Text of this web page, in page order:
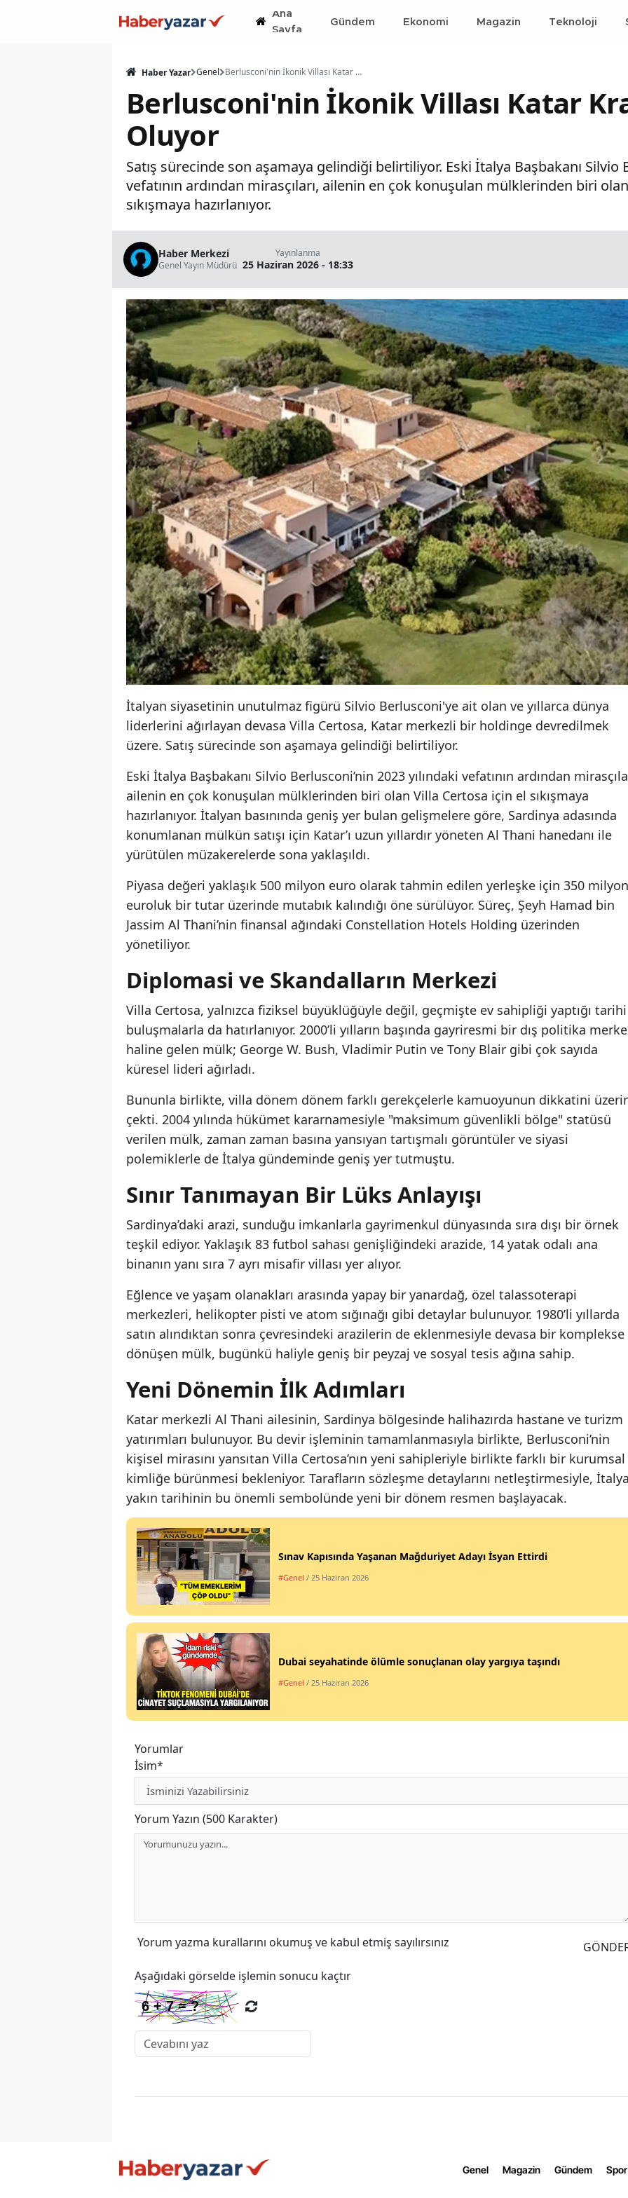
Ana
Sayfa
Gündem Ekonomi Magazin Teknoloji
Haber Yazar Genel Berlusconi'nin İkonik Villası Katar Krallık Ailesinin Oluyor
Berlusconi'nin İkonik Villası Katar
Oluyor
Satış sürecinde son aşamaya gelindiği belirtiliyor. Eski İtalya Başbakanı Silvio
vefatının ardından mirasçıları, ailenin en çok konuşulan mülklerinden biri
sıkışmaya hazırlanıyor.
Haber Merkezi
Genel Yayın Müdürü
Yayınlanma
25 Haziran 2026 - 18:33
İtalyan siyasetinin unutulmaz figürü Silvio Berlusconi'ye ait olan ve yıllarca dünya
liderlerini ağırlayan devasa Villa Certosa, Katar merkezli bir holdinge devredilmek
üzere. Satış sürecinde son aşamaya gelindiği belirtiliyor.
Eski İtalya Başbakanı Silvio Berlusconi’nin 2023 yılındaki vefatının ardından
ailenin en çok konuşulan mülklerinden biri olan Villa Certosa için el sıkışmaya
hazırlanıyor. İtalyan basınında geniş yer bulan gelişmelere göre, Sardinya adasında
konumlanan mülkün satışı için Katar’ı uzun yıllardır yöneten Al Thani hanedanı ile
yürütülen müzakerelerde sona yaklaşıldı.
Piyasa değeri yaklaşık 500 milyon euro olarak tahmin edilen yerleşke için 350 milyon
euroluk bir tutar üzerinde mutabık kalındığı öne sürülüyor. Süreç, Şeyh Hamad bin
Jassim Al Thani’nin finansal ağındaki Constellation Hotels Holding üzerinden
yönetiliyor.
Diplomasi ve Skandalların Merkezi
Villa Certosa, yalnızca fiziksel büyüklüğüyle değil, geçmişte ev sahipliği yaptığı tarihi
buluşmalarla da hatırlanıyor. 2000’li yılların başında gayriresmi bir dış politika
haline gelen mülk; George W. Bush, Vladimir Putin ve Tony Blair gibi çok sayıda
küresel lideri ağırladı.
Bununla birlikte, villa dönem dönem farklı gerekçelerle kamuoyunun dikkatini
çekti. 2004 yılında hükümet kararnamesiyle "maksimum güvenlikli bölge" statüsü
verilen mülk, zaman zaman basına yansıyan tartışmalı görüntüler ve siyasi
polemiklerle de İtalya gündeminde geniş yer tutmuştu.
Sınır Tanımayan Bir Lüks Anlayışı
Sardinya’daki arazi, sunduğu imkanlarla gayrimenkul dünyasında sıra dışı bir örnek
teşkil ediyor. Yaklaşık 83 futbol sahası genişliğindeki arazide, 14 yatak odalı ana
binanın yanı sıra 7 ayrı misafir villası yer alıyor.
Eğlence ve yaşam olanakları arasında yapay bir yanardağ, özel talassoterapi
merkezleri, helikopter pisti ve atom sığınağı gibi detaylar bulunuyor. 1980’li yıllarda
satın alındıktan sonra çevresindeki arazilerin de eklenmesiyle devasa bir komplekse
dönüşen mülk, bugünkü haliyle geniş bir peyzaj ve sosyal tesis ağına sahip.
Yeni Dönemin İlk Adımları
Katar merkezli Al Thani ailesinin, Sardinya bölgesinde halihazırda hastane ve turizm
yatırımları bulunuyor. Bu devir işleminin tamamlanmasıyla birlikte, Berlusconi’nin
kişisel mirasını yansıtan Villa Certosa’nın yeni sahipleriyle birlikte farklı bir kurumsal
kimliğe bürünmesi bekleniyor. Tarafların sözleşme detaylarını netleştirmesiyle,
yakın tarihinin bu önemli sembolünde yeni bir dönem resmen başlayacak.
Sınav Kapısında Yaşanan Mağduriyet Adayı İsyan Ettirdi
#Genel / 25 Haziran 2026
Dubai seyahatinde ölümle sonuçlanan olay yargıya taşındı
#Genel / 25 Haziran 2026
Yorumlar
İsim*
Yorum Yazın (500 Karakter)
Yorum yazma kurallarını okumuş ve kabul etmiş sayılırsınız
Aşağıdaki görselde işlemin sonucu kaçtır
Genel Magazin Gündem Spor